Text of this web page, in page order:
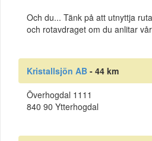
Och du... Tänk på att utnyttja
och rotavdraget om du anlitar
Kristallsjön AB - 44 km
Överhogdal 1111
840 90 Ytterhogdal